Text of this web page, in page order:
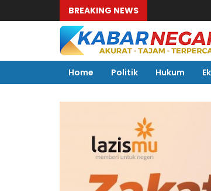
BREAKING NEWS
Home
Politik Hukum